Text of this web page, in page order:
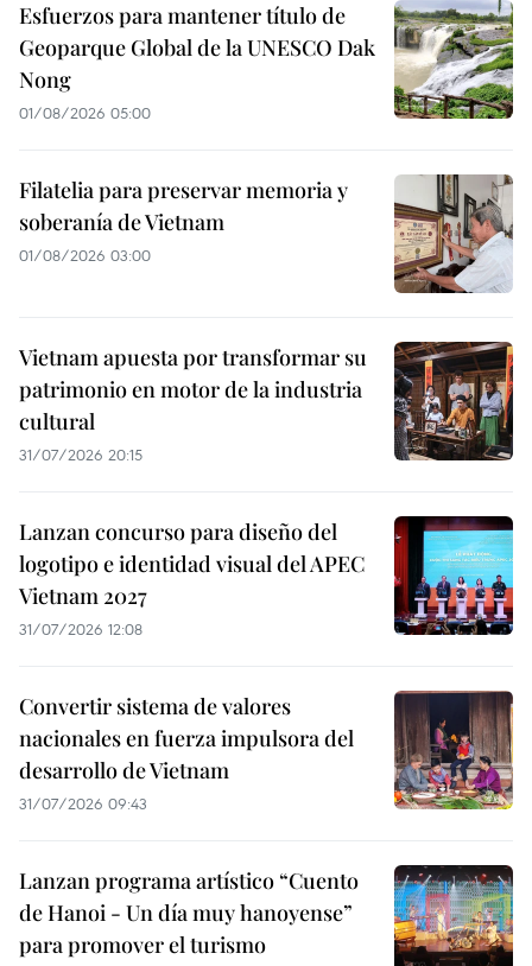
Esfuerzos para mantener título de
Geoparque Global de la UNESCO Dak
Nong
01/08/2026 05:00
Filatelia para preservar memoria y
soberanía de Vietnam
01/08/2026 03:00
Vietnam apuesta por transformar su
patrimonio en motor de la industria
cultural
31/07/2026 20:15
Lanzan concurso para diseño del
logotipo e identidad visual del APEC
Vietnam 2027
31/07/2026 12:08
Convertir sistema de valores
nacionales en fuerza impulsora del
desarrollo de Vietnam
31/07/2026 09:43
Lanzan programa artístico “Cuento
de Hanoi - Un día muy hanoyense”
para promover el turismo